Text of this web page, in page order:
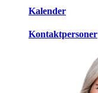
Kalender
Kontaktpersoner